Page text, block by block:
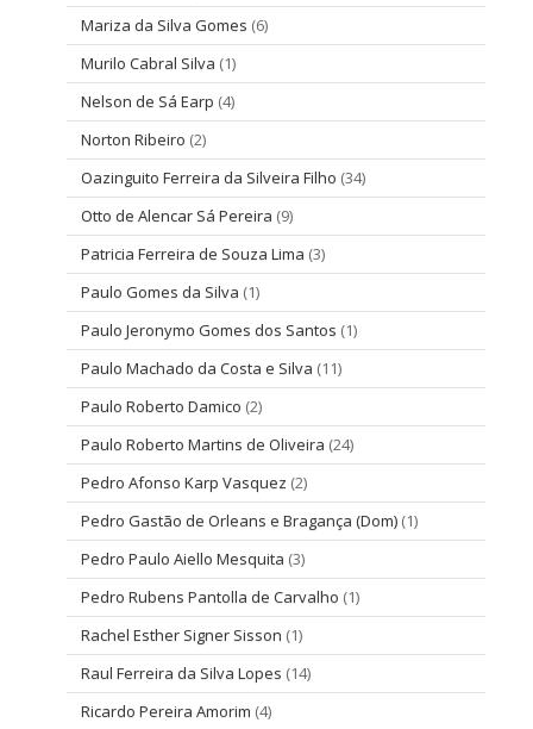
Mariza da Silva Gomes (6)
Murilo Cabral Silva (1)
Nelson de Sá Earp (4)
Norton Ribeiro (2)
Oazinguito Ferreira da Silveira Filho (34)
Otto de Alencar Sá Pereira (9)
Patricia Ferreira de Souza Lima (3)
Paulo Gomes da Silva (1)
Paulo Jeronymo Gomes dos Santos (1)
Paulo Machado da Costa e Silva (11)
Paulo Roberto Damico (2)
Paulo Roberto Martins de Oliveira (24)
Pedro Afonso Karp Vasquez (2)
Pedro Gastão de Orleans e Bragança (Dom) (1)
Pedro Paulo Aiello Mesquita (3)
Pedro Rubens Pantolla de Carvalho (1)
Rachel Esther Signer Sisson (1)
Raul Ferreira da Silva Lopes (14)
Ricardo Pereira Amorim (4)